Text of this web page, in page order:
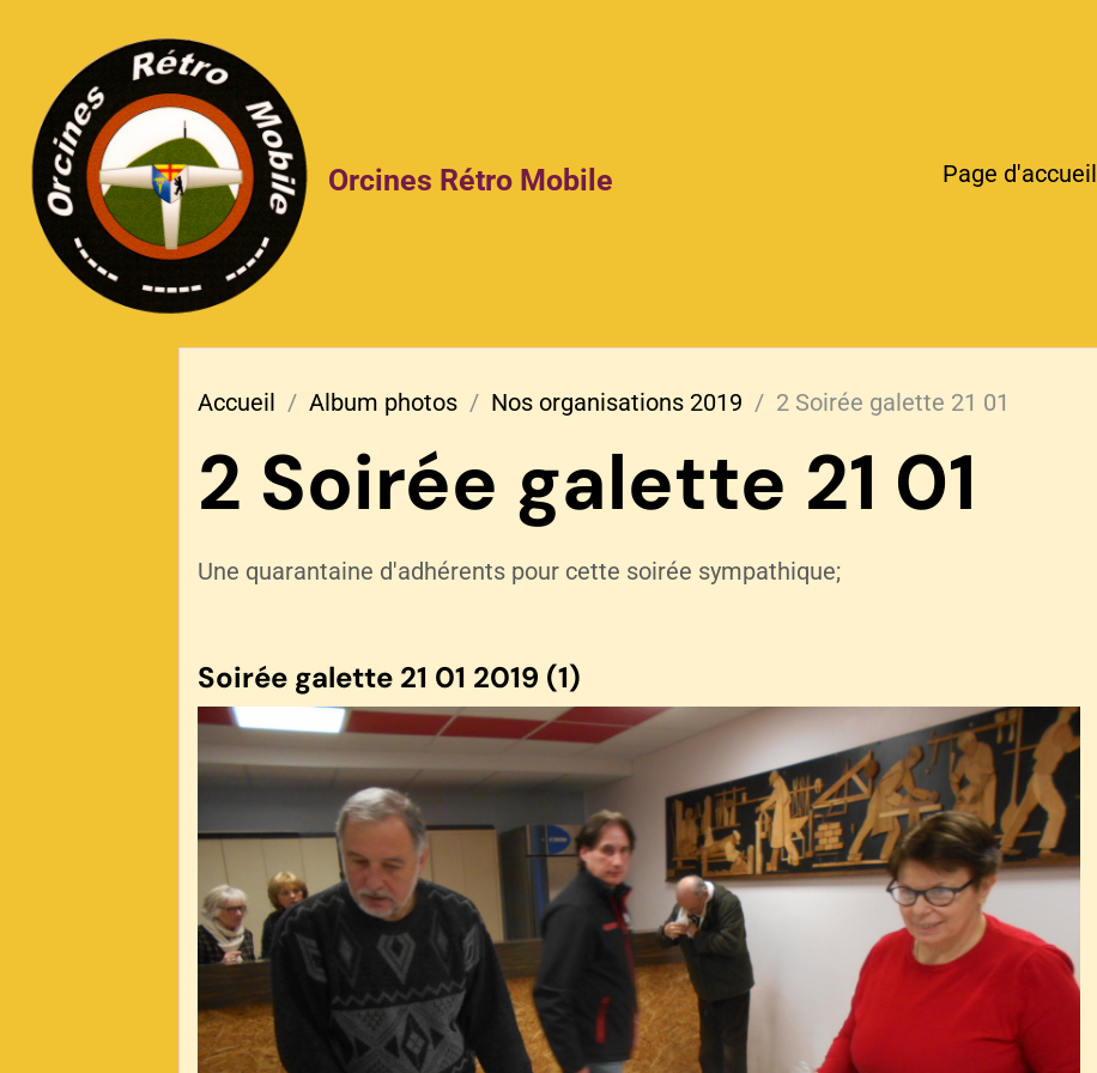
Orcines Rétro Mobile Page d'accueil
Accueil Album photos Nos organisations 2019 2 Soirée galette 21 01
2 Soirée galette 21 01
Une quarantaine d'adhérents pour cette soirée sympathique;
Soirée galette 21 01 2019 (1)